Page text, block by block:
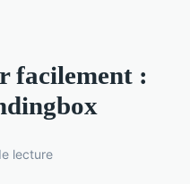
facilement :
lecture